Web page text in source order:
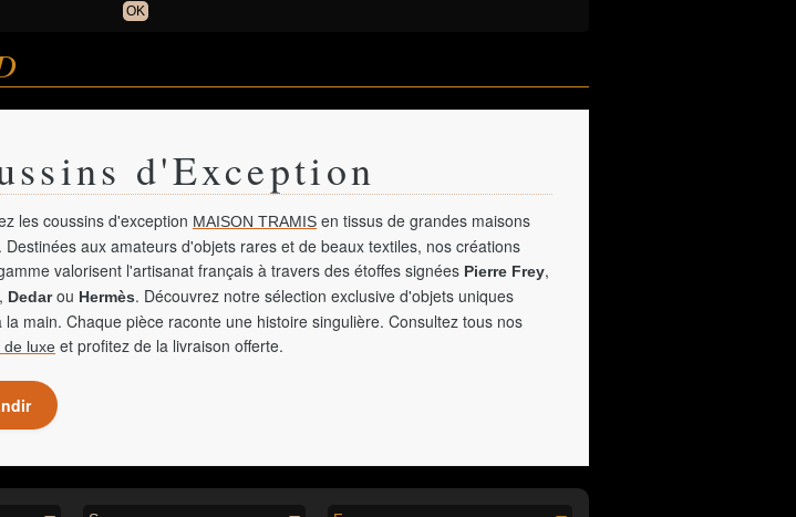
OK
d'Exception
les coussins d'exception MAISON TRAMIS en tissus de grandes maisons
Destinées aux amateurs d'objets rares et de beaux textiles, nos créations
valorisent l'artisanat français à travers des étoffes signées Pierre Frey,
, Dedarou Hermès. Découvrez notre sélection exclusive d'objets uniques
la main. Chaque pièce raconte une histoire singulière. Consultez tous nos
de luxe et profitez de la livraison offerte.